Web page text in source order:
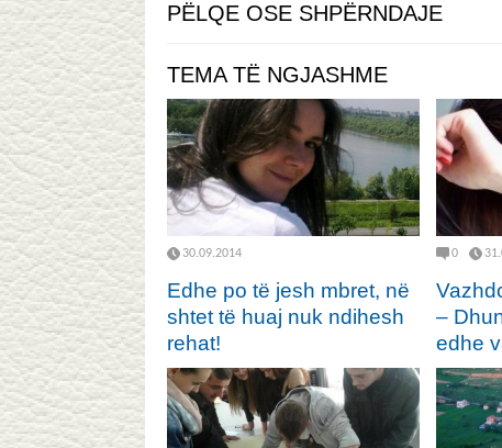
PËLQE OSE SHPËRNDAJE
TEMA TË NGJASHME
30.09.2014
Edhe po të jesh mbret, në
shtet të huaj nuk ndihesh
rehat!
0
–
edhe